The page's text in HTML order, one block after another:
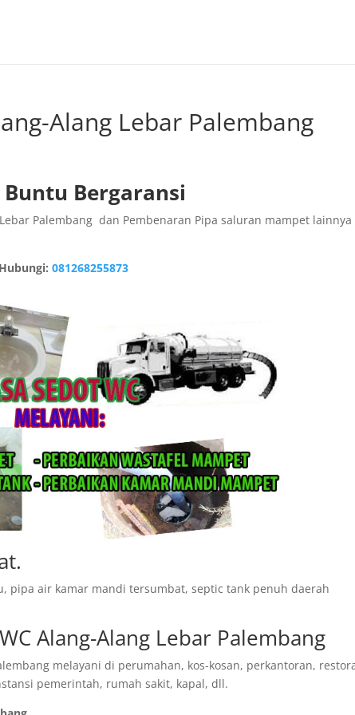
Alang Lebar Palembang
Bergaransi
Palembang dan Pembenaran Pipa saluran mampet lainnya
Hubungi: 081268255873
pipa air kamar mandi tersumbat, septic tank penuh daerah
Alang-Alang Lebar Palembang
melayani di perumahan, kos-kosan, perkantoran,
pemerintah, rumah sakit, kapal, dll.